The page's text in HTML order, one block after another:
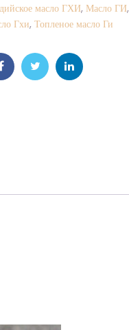
масло ГХИ, Масло ГИ,
Гхи, Топленое масло Ги